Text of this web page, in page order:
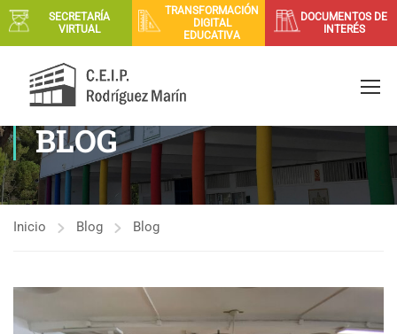
SECRETARÍA
VIRTUAL
TRANSFORMACIÓN
DIGITAL
EDUCATIVA
DOCUMENTOS DE
INTERÉS
BLOG
Inicio Blog Blog